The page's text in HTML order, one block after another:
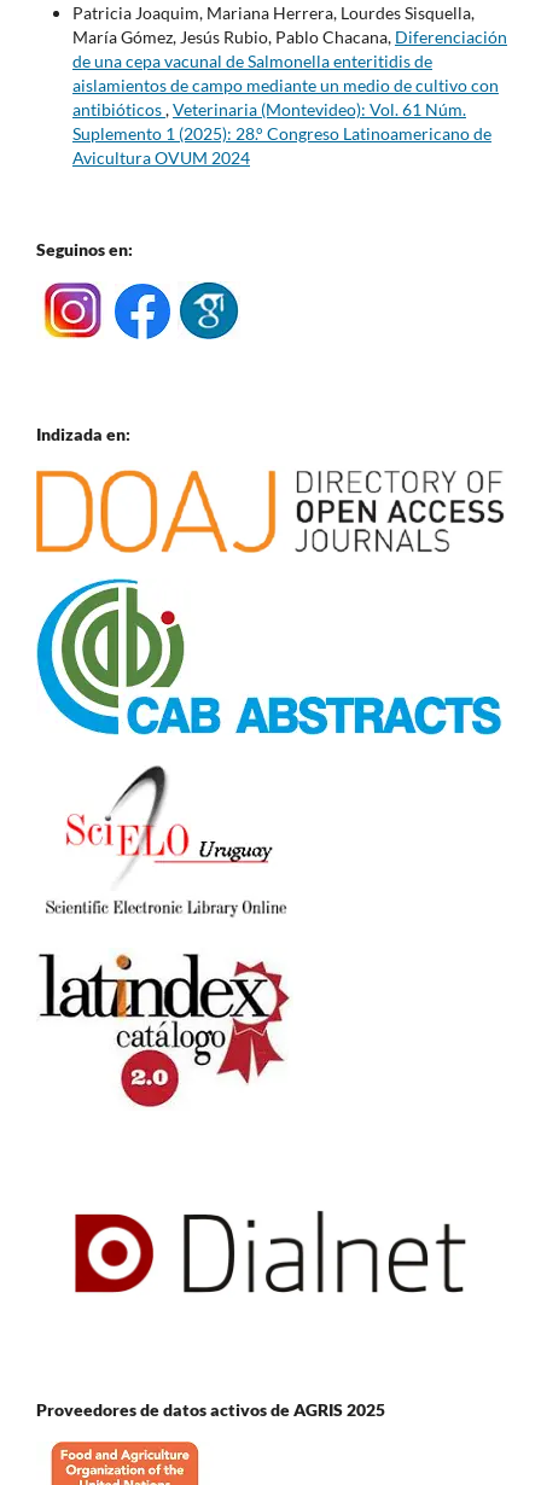
Patricia Joaquim, Mariana Herrera, Lourdes Sisquella,
María Gómez, Jesús Rubio, Pablo Chacana, Diferenciación
de una cepa vacunal de Salmonella enteritidis de
aislamientos de campo mediante un medio de cultivo con
antibióticos,Veterinaria (Montevideo): Vol. 61 Núm.
Suplemento 1 (2025): 28.° Congreso Latinoamericano de
Avicultura OVUM 2024
Seguinos en:
Indizada en:
Proveedores de datos activos de AGRIS 2025